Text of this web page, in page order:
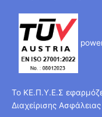
Το ΚΕ.Π.Υ.Ε.Σ
Διαχείρισης